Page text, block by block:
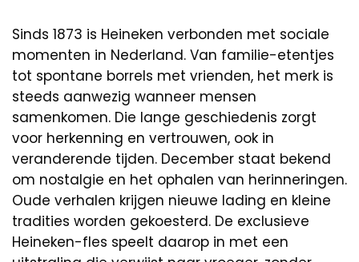
Sinds 1873 is Heineken verbonden met sociale
momenten in Nederland. Van familie-etentjes
tot spontane borrels met vrienden, het merk is
steeds aanwezig wanneer mensen
samenkomen. Die lange geschiedenis zorgt
voor herkenning en vertrouwen, ook in
veranderende tijden. December staat bekend
om nostalgie en het ophalen van herinneringen.
Oude verhalen krijgen nieuwe lading en kleine
tradities worden gekoesterd. De exclusieve
Heineken-fles speelt daarop in met een